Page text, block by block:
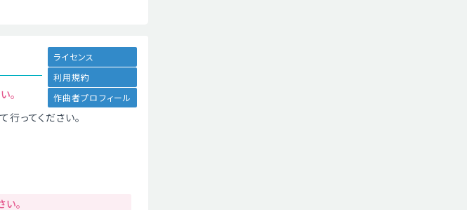
ライセンス
利用規約
作曲者プロフィール
。
行ってください。
。